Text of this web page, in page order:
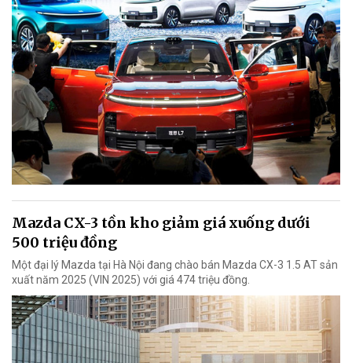
Mazda CX-3 tồn kho giảm giá xuống dưới
500 triệu đồng
Một đại lý Mazda tại Hà Nội đang chào bán Mazda CX-3 1.5 AT sản
xuất năm 2025 (VIN 2025) với giá 474 triệu đồng.